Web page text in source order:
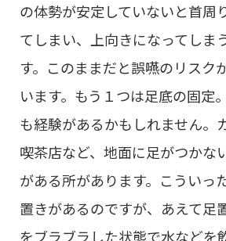
の体勢が安定していないと首周
てしまい、上向きになってしま
す。このままだと誤嚥のリスク
います。もう１つは足底の固定
も経験があるかもしれません。
喫茶店など、地面に足がつかな
がある所があります。こういっ
置きがあるのですが、あえて足
をブラブラした状態で水などを